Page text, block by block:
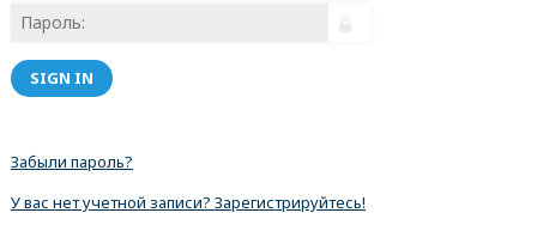
SIGN IN
Забыли пароль?
У вас нет учетной записи? Зарегистрируйтесь!